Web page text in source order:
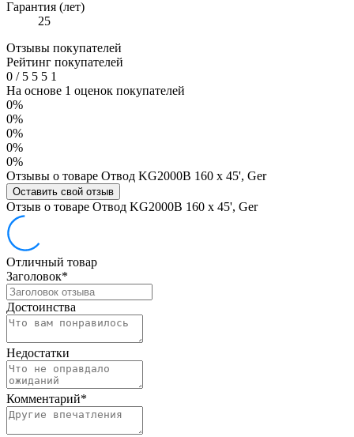
Гарантия (лет)
25
Отзывы покупателей
Рейтинг покупателей
0 /5 5 5 1
На основе 1 оценок покупателей
0%
0%
0%
0%
0%
Отзывы о товаре Отвод KG2000B 160 х 45', Ger
Оставить свой отзыв
Отзыв о товаре Отвод KG2000B 160 х 45', Ger
Отличный товар
Заголовок*
Достоинства
Недостатки
Комментарий*